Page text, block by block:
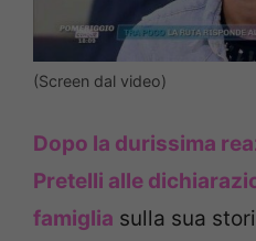
(Screen dal video)
Dopo la durissima
Pretelli alle
famiglia sulla sua